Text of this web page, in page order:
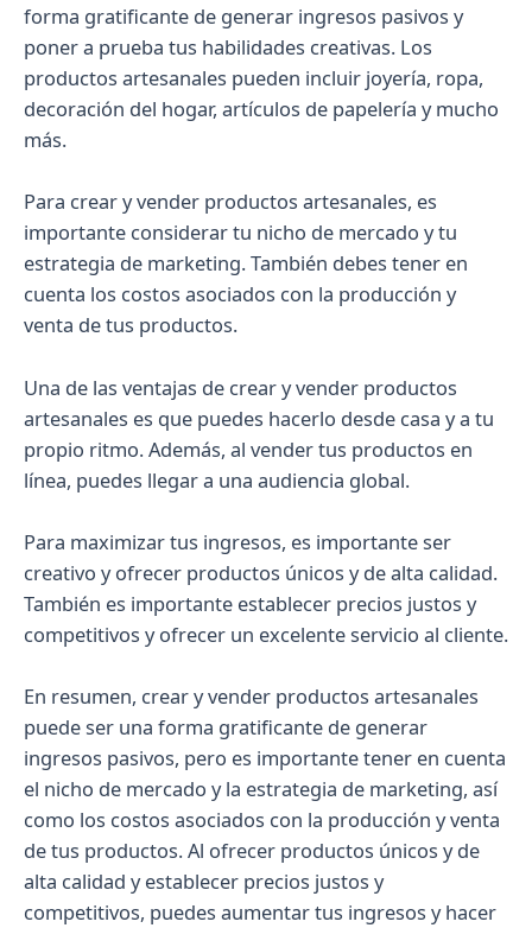
forma gratificante de generar ingresos pasivos y
poner a prueba tus habilidades creativas. Los
productos artesanales pueden incluir joyería, ropa,
decoración del hogar, artículos de papelería y mucho
más.
Para crear y vender productos artesanales, es
importante considerar tu nicho de mercado y tu
estrategia de marketing. También debes tener en
cuenta los costos asociados con la producción y
venta de tus productos.
Una de las ventajas de crear y vender productos
artesanales es que puedes hacerlo desde casa y a tu
propio ritmo. Además, al vender tus productos en
línea, puedes llegar a una audiencia global.
Para maximizar tus ingresos, es importante ser
creativo y ofrecer productos únicos y de alta calidad.
También es importante establecer precios justos y
competitivos y ofrecer un excelente servicio al cliente.
En resumen, crear y vender productos artesanales
puede ser una forma gratificante de generar
ingresos pasivos, pero es importante tener en cuenta
el nicho de mercado y la estrategia de marketing, así
como los costos asociados con la producción y venta
de tus productos. Al ofrecer productos únicos y de
alta calidad y establecer precios justos y
competitivos, puedes aumentar tus ingresos y hacer